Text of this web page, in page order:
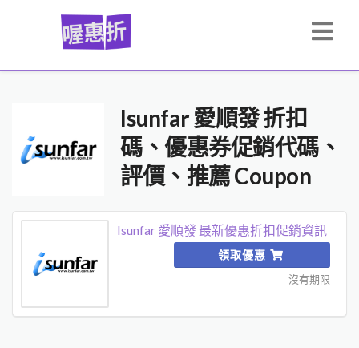
Isunfar 愛順發 折扣
碼、優惠券促銷代碼、
評價、推薦 Coupon
Isunfar 愛順發 最新優惠折扣促銷資訊
領取優惠
沒有期限